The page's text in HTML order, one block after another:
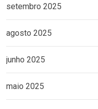
setembro 2025
agosto 2025
junho 2025
maio 2025